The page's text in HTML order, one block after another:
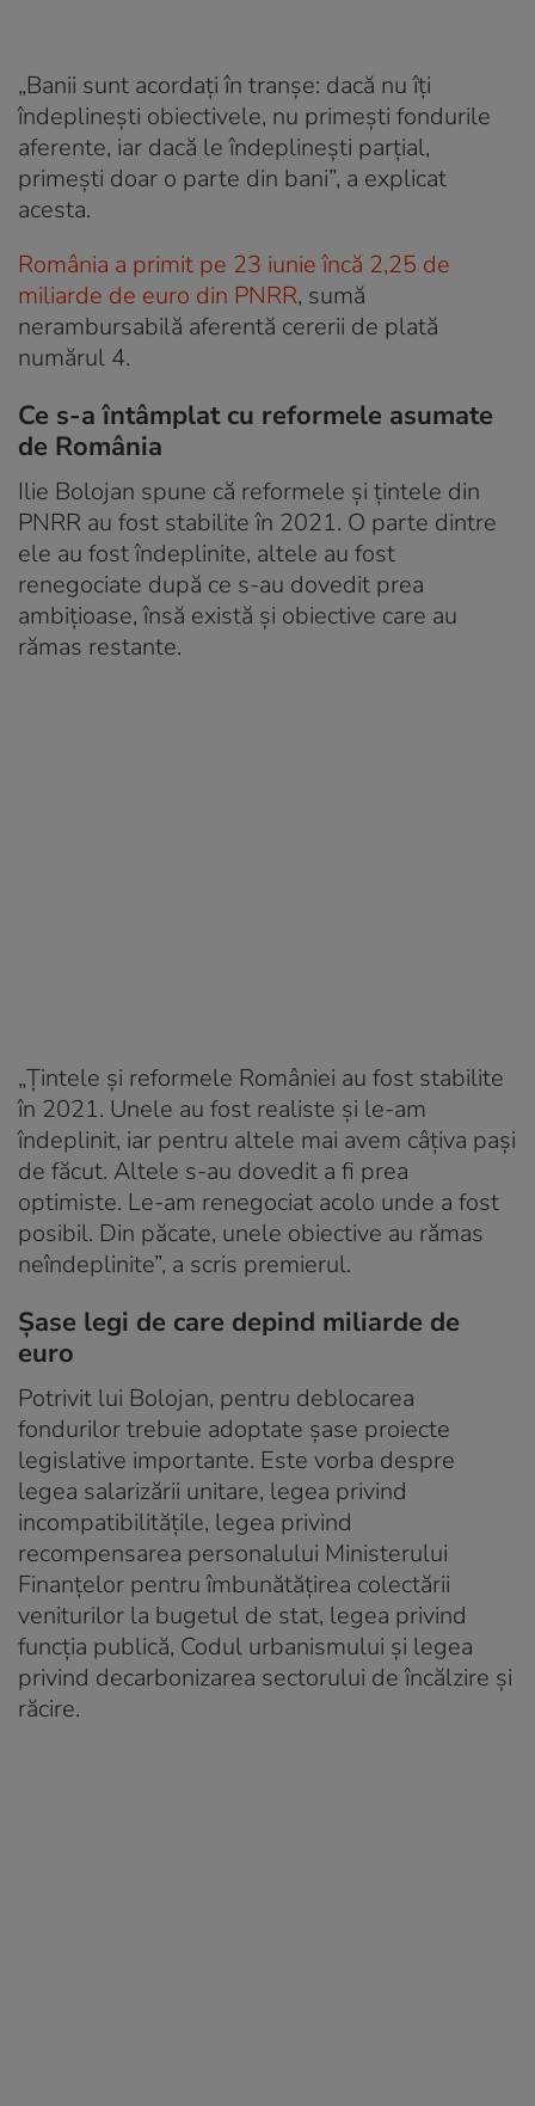
„Banii sunt acordați în tranșe: dacă nu îți
îndeplinești obiectivele, nu primești fondurile
aferente, iar dacă le îndeplinești parțial,
primești doar o parte din bani”, a explicat
acesta.
România a primit pe 23 iunie încă 2,25 de
miliarde de euro din PNRR, sumă
nerambursabilă aferentă cererii de plată
numărul 4.
Ce s-a întâmplat cu reformele asumate
de România
Ilie Bolojan spune că reformele și țintele din
PNRR au fost stabilite în 2021. O parte dintre
ele au fost îndeplinite, altele au fost
renegociate după ce s-au dovedit prea
ambițioase, însă există și obiective care au
rămas restante.
„Țintele și reformele României au fost stabilite
în 2021. Unele au fost realiste și le-am
îndeplinit, iar pentru altele mai avem câțiva pași
de făcut. Altele s-au dovedit a fi prea
optimiste. Le-am renegociat acolo unde a fost
posibil. Din păcate, unele obiective au rămas
neîndeplinite”, a scris premierul.
Șase legi de care depind miliarde de
euro
Potrivit lui Bolojan, pentru deblocarea
fondurilor trebuie adoptate șase proiecte
legislative importante. Este vorba despre
legea salarizării unitare, legea privind
incompatibilitățile, legea privind
recompensarea personalului Ministerului
Finanțelor pentru îmbunătățirea colectării
veniturilor la bugetul de stat, legea privind
funcția publică, Codul urbanismului și legea
privind decarbonizarea sectorului de încălzire și
răcire.